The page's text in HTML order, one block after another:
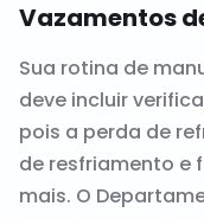
Vazamentos
Sua rotina de
deve incluir
pois a perda de
de resfriamento e
mais. O